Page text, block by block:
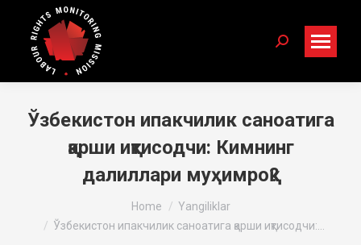
Search:
Ўзбекистон ипакчилик саноатига
қарши иқтисодчи: Кимнинг
далиллари муҳимроқ?
Home
Yangiliklar
Ўзбекистон ипакчилик саноатига қарши иқтисодчи:…